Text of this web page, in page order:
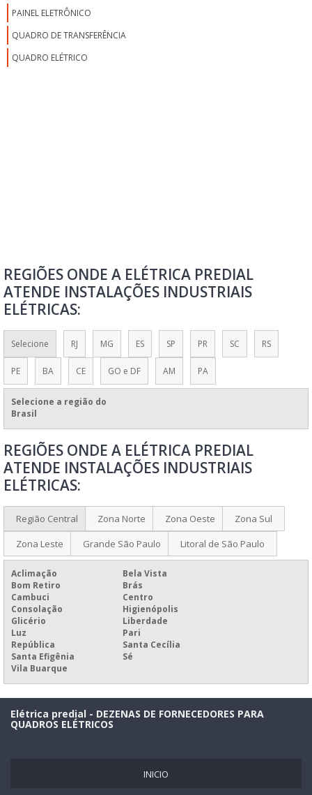
MONTAGEM DE QUADRO ELÉTRICO SP
QUADRO DE DISTRIBUIÇÃO SIEMENS
QUADRO DE ENERGIA
QUADRO ELÉTRICO
QUADRO ELÉTRICO FOTOVOLTAICO
QUADRO GERAL DE DISTRIBUIÇÃO DE FORÇA
REFORMA DE QUADRO ELÉTRICO
VALOR DE QUADRO ELÉTRICO
VENDA DE QUADROS E PAINÉIS
VENDA DE QUADROS E PAINÉIS ELÉTRICOS
MANUTENÇÃO ELÉTRICA PREDIAL E INDUSTRIAL
FABRICAÇÃO DE QUADROS ELÉTRICOS
FABRICANTE DE QUADROS ELÉTRICOS
MONTAGEM DE QUADRO DE DISJUNTORES
MONTAGEM DE QUADRO DE DISTRIBUIÇÃO
MONTAGEM DE QUADRO DE DISTRIBUIÇÃO BIFÁSICO
MONTAGEM DE QUADRO ELÉTRICO MONOFÁSICO
MONTAGEM DE QUADRO ELÉTRICO RESIDENCIAL
MONTAGEM DE QUADRO ELÉTRICO TRIFÁSICO
MONTAGEM DE QUADROS ELÉTRICOS
MONTAGEM DE UM QUADRO DE DISTRIBUIÇÃO
PAINEL ELETRÔNICO
QUADRO DE TRANSFERÊNCIA
QUADRO ELÉTRICO
REGIÕES ONDE A ELÉTRICA PREDIAL
ATENDE INSTALAÇÕES INDUSTRIAIS
ELÉTRICAS:
Selecione RJ MG ES SP PR SC RS
PE BA CE GO e DF AM PA
Selecione a região do
Brasil
REGIÕES ONDE A ELÉTRICA PREDIAL
ATENDE INSTALAÇÕES INDUSTRIAIS
ELÉTRICAS:
Região Central Zona Norte Zona Oeste
Zona Sul
Zona Leste
Grande São Paulo Litoral de São Paulo
Aclimação
Bela Vista
Bom Retiro
Brás
Cambuci
Centro
Consolação
Higienópolis
Glicério
Liberdade
Luz
Pari
República
Santa Cecília
Santa Efigênia
Sé
Vila Buarque
Elétrica predial - DEZENAS DE FORNECEDORES PARA
QUADROS ELÉTRICOS
INICIO